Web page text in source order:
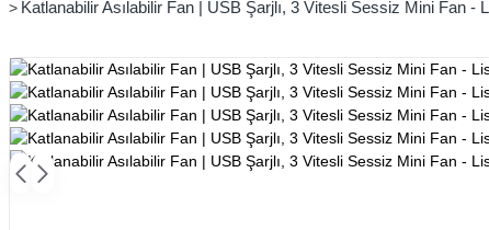
Katlanabilir Asılabilir Fan | USB Şarjlı, 3 Vitesli Sessiz Mini Fan -